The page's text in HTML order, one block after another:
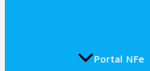
Portal NFe